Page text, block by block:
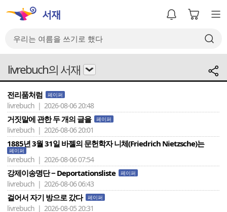
livrebuch의 서재
전리품처럼 페이퍼
livrebuch | 2026-08-06 20:48
거짓말에 관한 두 개의 글을 페이퍼
livrebuch | 2026-08-06 20:01
1885년 3월 31일 바젤의 문헌학자 니체(Friedrich Nietzsche)는
페이퍼
livrebuch | 2026-08-06 07:54
강제이송명단 − Deportationsliste 페이퍼
livrebuch | 2026-08-06 06:43
걸어서 자기 방으로 갔다 페이퍼
livrebuch | 2026-08-05 20:31